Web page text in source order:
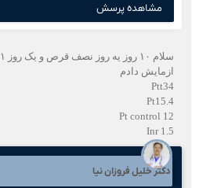
مشاهده پرسش
ازمایش دادم
Ptt34
Pt15.4
Pt control 12
Inr 1.5
دکتر خلیل فروزان نیا